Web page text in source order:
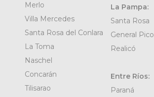
Merlo
Villa Mercedes
Santa Rosa del Conlara
La Toma
Naschel
Concarán
Tilisarao
La Pampa:
Santa Rosa
General Pico
Realicó
Entre Ríos:
Paraná